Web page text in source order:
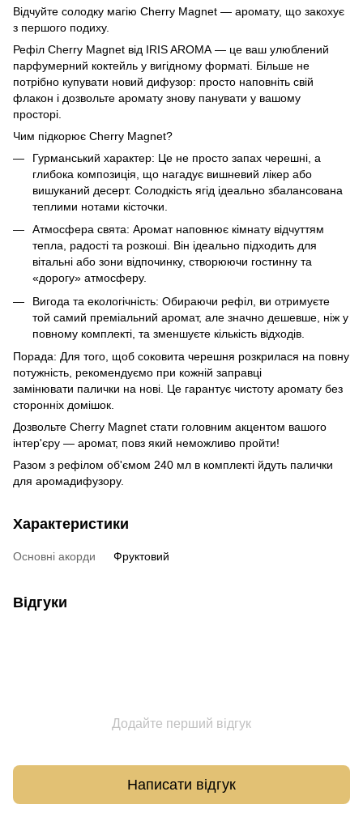
Відчуйте солодку магію Cherry Magnet — аромату, що закохує
з першого подиху.
Рефіл Cherry Magnet від IRIS AROMA — це ваш улюблений
парфумерний коктейль у вигідному форматі. Більше не
потрібно купувати новий дифузор: просто наповніть свій
флакон і дозвольте аромату знову панувати у вашому
просторі.
Чим підкорює Cherry Magnet?
Гурманський характер: Це не просто запах черешні, а
глибока композиція, що нагадує вишневий лікер або
вишуканий десерт. Солодкість ягід ідеально збалансована
теплими нотами кісточки.
Атмосфера свята: Аромат наповнює кімнату відчуттям
тепла, радості та розкоші. Він ідеально підходить для
вітальні або зони відпочинку, створюючи гостинну та
«дорогу» атмосферу.
Вигода та екологічність: Обираючи рефіл, ви отримуєте
той самий преміальний аромат, але значно дешевше, ніж у
повному комплекті, та зменшуєте кількість відходів.
Порада: Для того, щоб соковита черешня розкрилася на повну
потужність, рекомендуємо при кожній заправці
замінювати палички на нові. Це гарантує чистоту аромату без
сторонніх домішок.
Дозвольте Cherry Magnet стати головним акцентом вашого
інтер'єру — аромат, повз який неможливо пройти!
Разом з рефілом об'ємом 240 мл в комплекті йдуть палички
для аромадифузору.
Характеристики
Основні акорди Фруктовий
Відгуки
Додайте перший відгук
Написати відгук